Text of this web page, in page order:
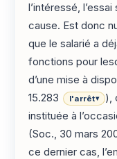
l’intéressé,
cause. Est donc
que le salarié a
fonctions pour
d’une mise à
15.283
l'arrêt▾
),
instituée à
(Soc., 30 mars
ce dernier cas,